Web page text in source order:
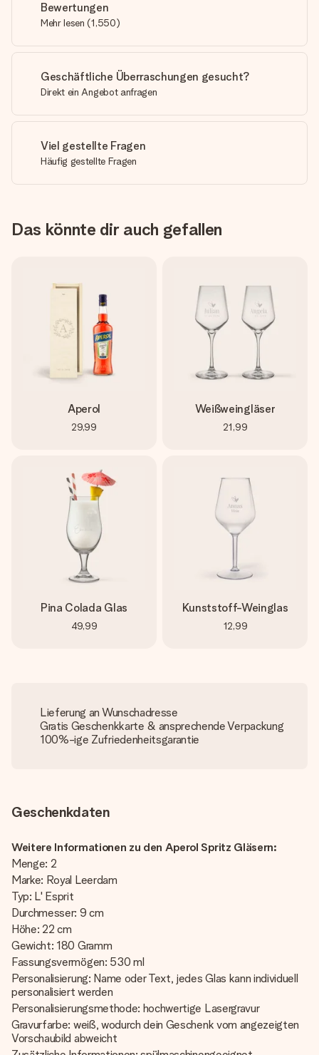
Bewertungen
Mehr lesen (1,550)
Geschäftliche Überraschungen gesucht?
Direkt ein Angebot anfragen
Viel gestellte Fragen
Häufig gestellte Fragen
Das könnte dir auch gefallen
Aperol
29,99
Weißweingläser
21,99
Pina Colada Glas
49,99
Kunststoff-Weinglas
12,99
Lieferung an Wunschadresse
Gratis Geschenkkarte & ansprechende Verpackung
100%-ige Zufriedenheitsgarantie
Geschenkdaten
Weitere Informationen zu den Aperol Spritz Gläsern:
Menge: 2
Marke: Royal Leerdam
Typ: L' Esprit
Durchmesser: 9 cm
Höhe: 22 cm
Gewicht: 180 Gramm
Fassungsvermögen: 530 ml
Personalisierung: Name oder Text, jedes Glas kann individuell
personalisiert werden
Personalisierungsmethode: hochwertige Lasergravur
Gravurfarbe: weiß, wodurch dein Geschenk vom angezeigten
Vorschaubild abweicht